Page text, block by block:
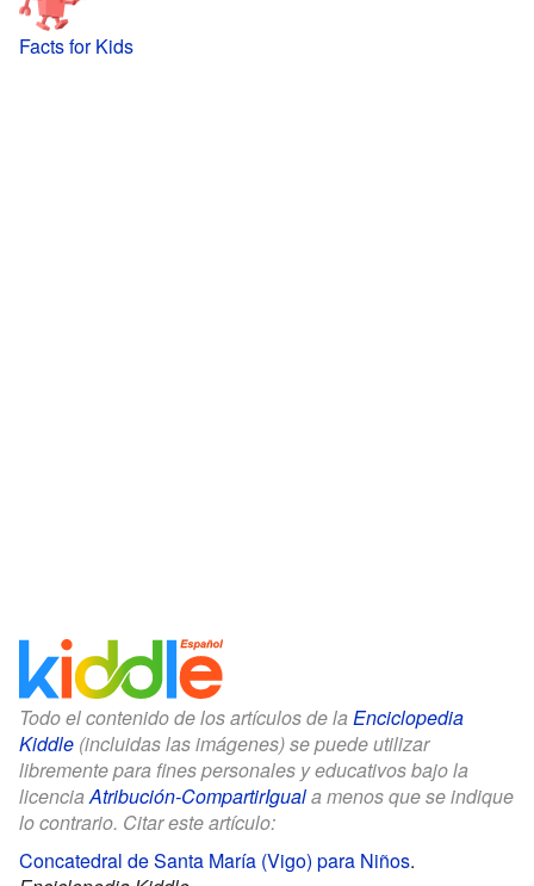
Facts for Kids
Todo el contenido de los artículos de la Enciclopedia
Kiddle (incluidas las imágenes) se puede utilizar
libremente para fines personales y educativos bajo la
licenciaAtribución-CompartirIguala menos que se indique
lo contrario. Citar este artículo:
Concatedral de Santa María (Vigo) para Niños.